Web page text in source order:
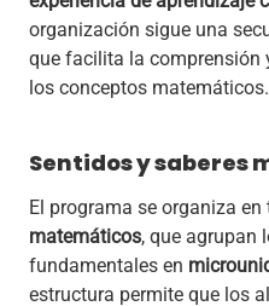
organización sigue una
que facilita la comprensión
los conceptos matemáticos.
Sentidos y saberes
El programa se organiza en
matemáticos, que agrupan
fundamentales en
estructura permite que los